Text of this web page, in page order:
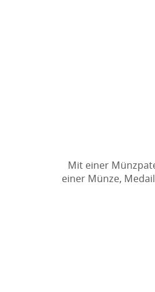
Mit einer
einer Münze,